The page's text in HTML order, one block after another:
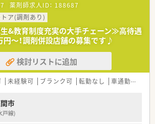
薬剤師求人ID： 188687
ア(調剤あり)
生&教育制度充実の大手チェーン≫高待遇
～！調剤併設店舗の募集です♪
検討リストに追加
未経験可 ブランク可 転勤なし 車通勤可
市
戸線)